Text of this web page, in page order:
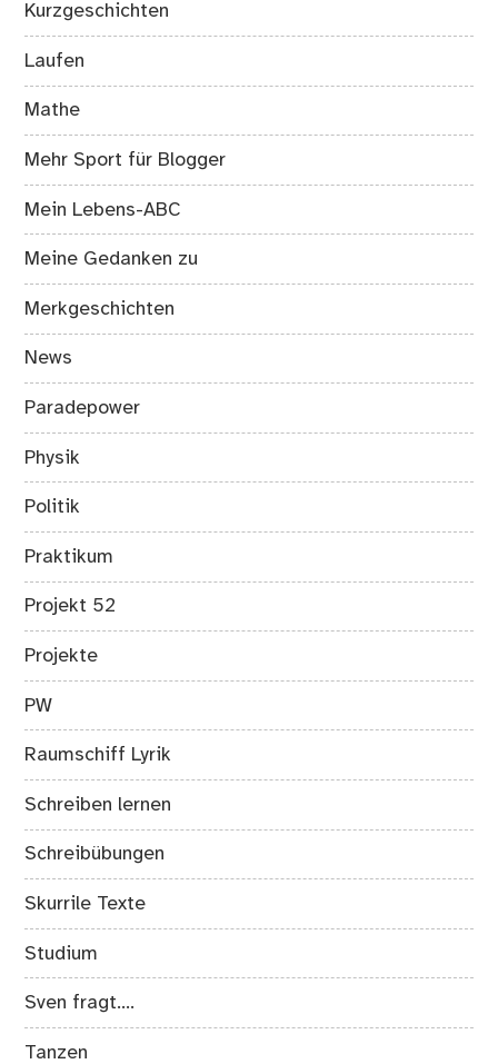
Kurzgeschichten
Laufen
Mathe
Mehr Sport für Blogger
Mein Lebens-ABC
Meine Gedanken zu
Merkgeschichten
News
Paradepower
Physik
Politik
Praktikum
Projekt 52
Projekte
PW
Raumschiff Lyrik
Schreiben lernen
Schreibübungen
Skurrile Texte
Studium
Sven fragt….
Tanzen